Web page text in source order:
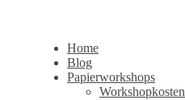
Home
Blog
Papierworkshops
Workshopkosten